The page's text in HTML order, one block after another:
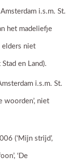
i.s.m. St.
het madeliefje
elders niet
en Land).
i.s.m. St.
woorden’, niet
(‘Mijn strijd’,
‘De